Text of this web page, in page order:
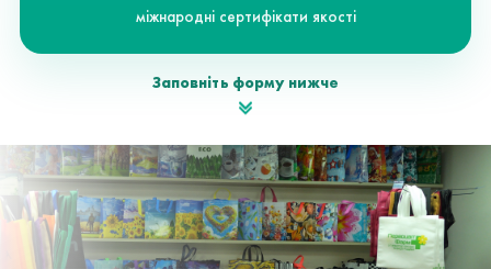
міжнародні сертифікати якості
Заповніть форму нижче